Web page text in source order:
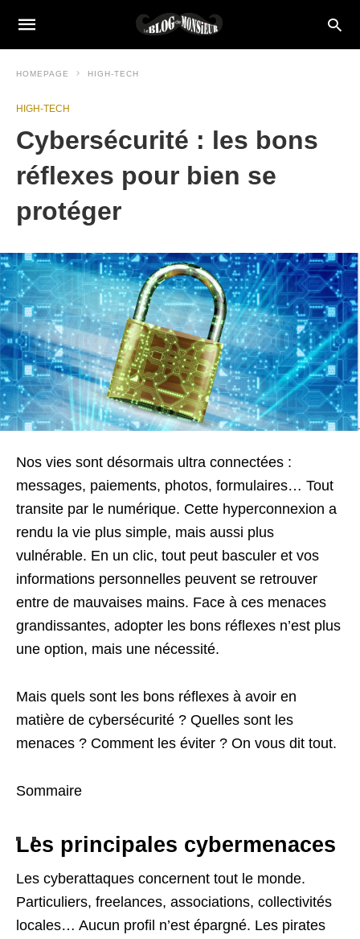
HOMEPAGE HIGH-TECH
HIGH-TECH
Cybersécurité : les bons
réflexes pour bien se
protéger
Nos vies sont désormais ultra connectées :
messages, paiements, photos, formulaires… Tout
transite par le numérique. Cette hyperconnexion a
rendu la vie plus simple, mais aussi plus
vulnérable. En un clic, tout peut basculer et vos
informations personnelles peuvent se retrouver
entre de mauvaises mains. Face à ces menaces
grandissantes, adopter les bons réflexes n’est plus
une option, mais une nécessité.
Mais quels sont les bons réflexes à avoir en
matière de cybersécurité ? Quelles sont les
menaces ? Comment les éviter ? On vous dit tout.
Sommaire
Les principales cybermenaces
Les cyberattaques concernent tout le monde.
Particuliers, freelances, associations, collectivités
locales… Aucun profil n’est épargné. Les pirates